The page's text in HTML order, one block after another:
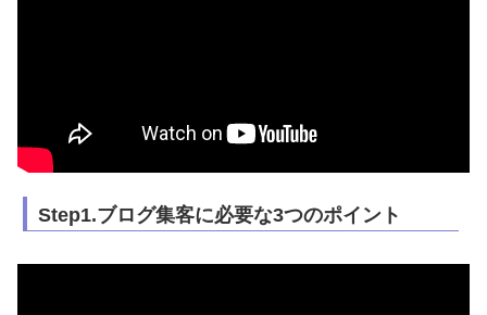
Step1.ブログ集客に必要な3つのポイント